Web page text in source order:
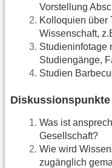
Vorstellung
Kolloquien über
Wissenschaft,
Studieninfotage
Studiengänge,
Studien
Diskussionspunkte
Was ist
Gesellschaft?
Wie wird
zugänglich